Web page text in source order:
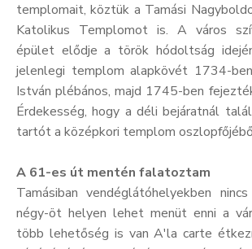
templomait, köztük a Tamási
Katolikus Templomot is. A város
épület elődje a török hódoltság
jelenlegi templom alapkövét 1734-
István plébános, majd 1745-ben
Érdekesség, hogy a déli bejáratnál
tartót a középkori templom
A 61-es út mentén falatoztam
Tamásiban vendéglátóhelyekben
négy-öt helyen lehet menüt enni a
több lehetőség is van A'la carte